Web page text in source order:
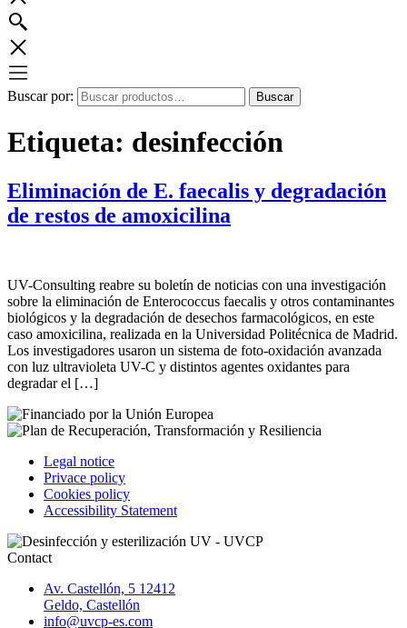
Buscar por: Buscar
Etiqueta: desinfección
Eliminación de E. faecalis y degradación
de restos de amoxicilina
UV-Consulting reabre su boletín de noticias con una investigación
sobre la eliminación de Enterococcus faecalis y otros contaminantes
biológicos y la degradación de desechos farmacológicos, en este
caso amoxicilina, realizada en la Universidad Politécnica de Madrid.
Los investigadores usaron un sistema de foto-oxidación avanzada
con luz ultravioleta UV-C y distintos agentes oxidantes para
degradar el […]
Legal notice
Privace policy
Cookies policy
Accessibility Statement
Contact
Av. Castellón, 5 12412
Geldo, Castellón
info@uvcp-es.com